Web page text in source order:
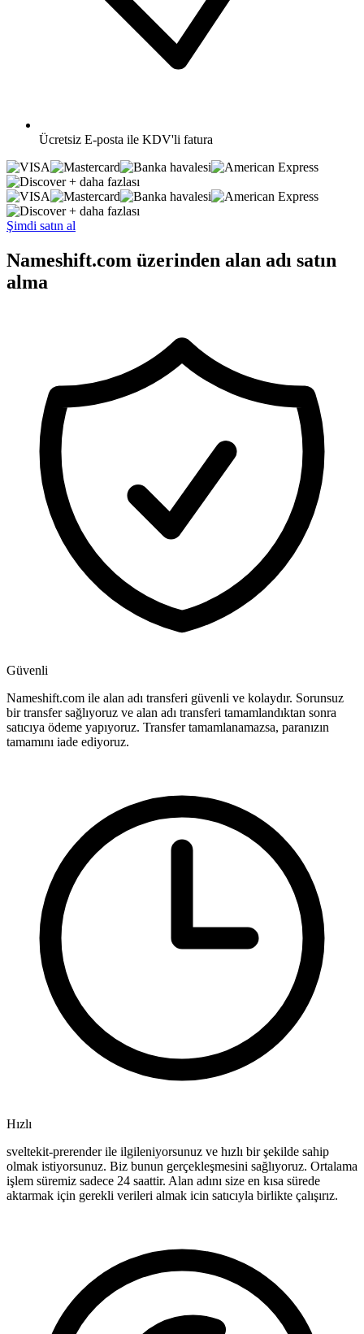
Ücretsiz E-posta ile KDV'li fatura
+ daha fazlası
+ daha fazlası
Şimdi satın al
Nameshift.com üzerinden alan adı satın
alma
Güvenli
Nameshift.com ile alan adı transferi güvenli ve kolaydır. Sorunsuz
bir transfer sağlıyoruz ve alan adı transferi tamamlandıktan sonra
satıcıya ödeme yapıyoruz. Transfer tamamlanamazsa, paranızın
tamamını iade ediyoruz.
Hızlı
sveltekit-prerender ile ilgileniyorsunuz ve hızlı bir şekilde sahip
olmak istiyorsunuz. Biz bunun gerçekleşmesini sağlıyoruz. Ortalama
işlem süremiz sadece 24 saattir. Alan adını size en kısa sürede
aktarmak için gerekli verileri almak icin satıcıyla birlikte çalışırız.